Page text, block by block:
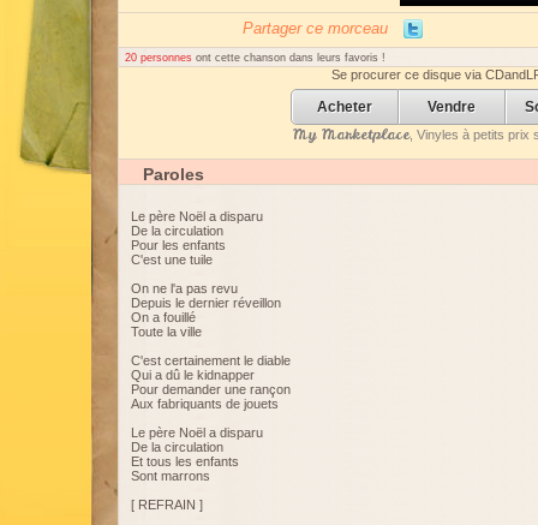
Partager ce morceau
20 personnes ont cette chanson dans leurs favoris !
Se procurer ce disque via
Acheter Vendre
My Marketplace, Vinyles à petits prix
Paroles
Le père Noël a disparu
De la circulation
Pour les enfants
C'est une tuile
On ne l'a pas revu
Depuis le dernier réveillon
On a fouillé
Toute la ville
C'est certainement le diable
Qui a dû le kidnapper
Pour demander une rançon
Aux fabriquants de jouets
Le père Noël a disparu
De la circulation
Et tous les enfants
Sont marrons
[ REFRAIN ]